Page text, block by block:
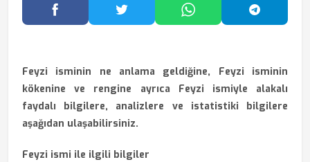
Facebook'ta PaylaşTwitter'da PaylaşWhatsApp'ta Paylaş
Feyzi isminin ne anlama geldiğine, Feyzi isminin
kökenine ve rengine ayrıca Feyzi ismiyle alakalı
faydalı bilgilere, analizlere ve istatistiki bilgilere
aşağıdan ulaşabilirsiniz.
Feyzi ismi ile ilgili bilgiler